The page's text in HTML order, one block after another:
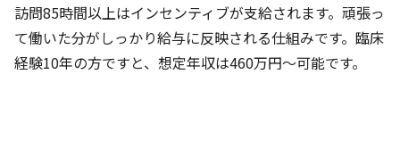
訪問85時間以上はインセンティブが支給されます。頑張っ
て働いた分がしっかり給与に反映される仕組みです。臨床
経験10年の方ですと、想定年収は460万円〜可能です。